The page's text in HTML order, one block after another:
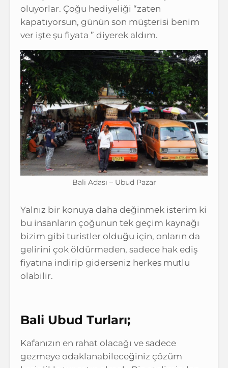
oluyorlar. Çoğu hediyeliği “zaten
kapatıyorsun, günün son müşterisi benim
ver işte şu fiyata ” diyerek aldım.
Bali Adası – Ubud Pazar
Yalnız bir konuya daha değinmek isterim ki
bu insanların çoğunun tek geçim kaynağı
bizim gibi turistler olduğu için, onların da
gelirini çok öldürmeden, sadece hak ediş
fiyatına indirip giderseniz herkes mutlu
olabilir.
Bali Ubud Turları;
Kafanızın en rahat olacağı ve sadece
gezmeye odaklanabileceğiniz çözüm